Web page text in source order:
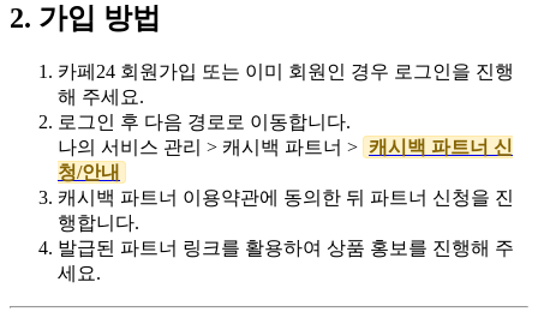
2. 가입 방법
카페24 회원가입 또는 이미 회원인 경우 로그인을 진행
해 주세요.
로그인 후 다음 경로로 이동합니다.
나의 서비스 관리 > 캐시백 파트너 > 캐시백 파트너 신
청/안내
캐시백 파트너 이용약관에 동의한 뒤 파트너 신청을 진
행합니다.
발급된 파트너 링크를 활용하여 상품 홍보를 진행해 주
세요.